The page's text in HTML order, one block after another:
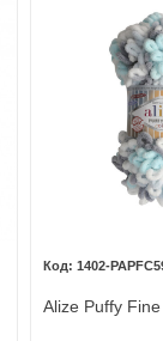
1402-
Alize Puffy